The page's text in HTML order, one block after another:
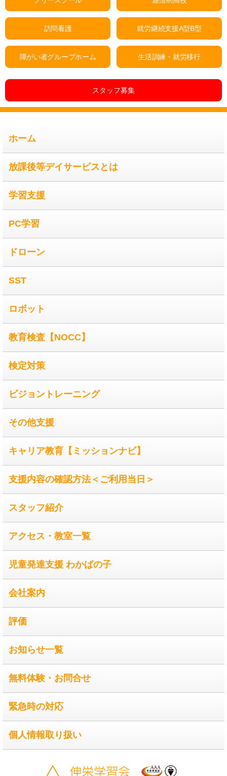
訪問看護 就労継続支援A型B型
障がい者グループホーム 生活訓練・就労移行
スタッフ募集
ホーム
放課後等デイサービスとは
学習支援
PC学習
ドローン
SST
ロボット
教育検査【NOCC】
検定対策
ビジョントレーニング
その他支援
キャリア教育【ミッションナビ】
支援内容の確認方法＜ご利用当日＞
スタッフ紹介
アクセス・教室一覧
児童発達支援 わかばの子
会社案内
評価
お知らせ一覧
無料体験・お問合せ
緊急時の対応
個人情報取り扱い